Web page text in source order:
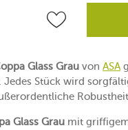
Glass Grau von ASA
Jedes Stück wird
Glass Grau mit